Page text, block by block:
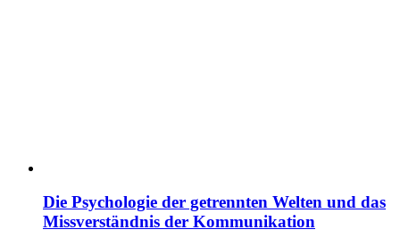
Die Psychologie der getrennten Welten und das
Missverständnis der Kommunikation